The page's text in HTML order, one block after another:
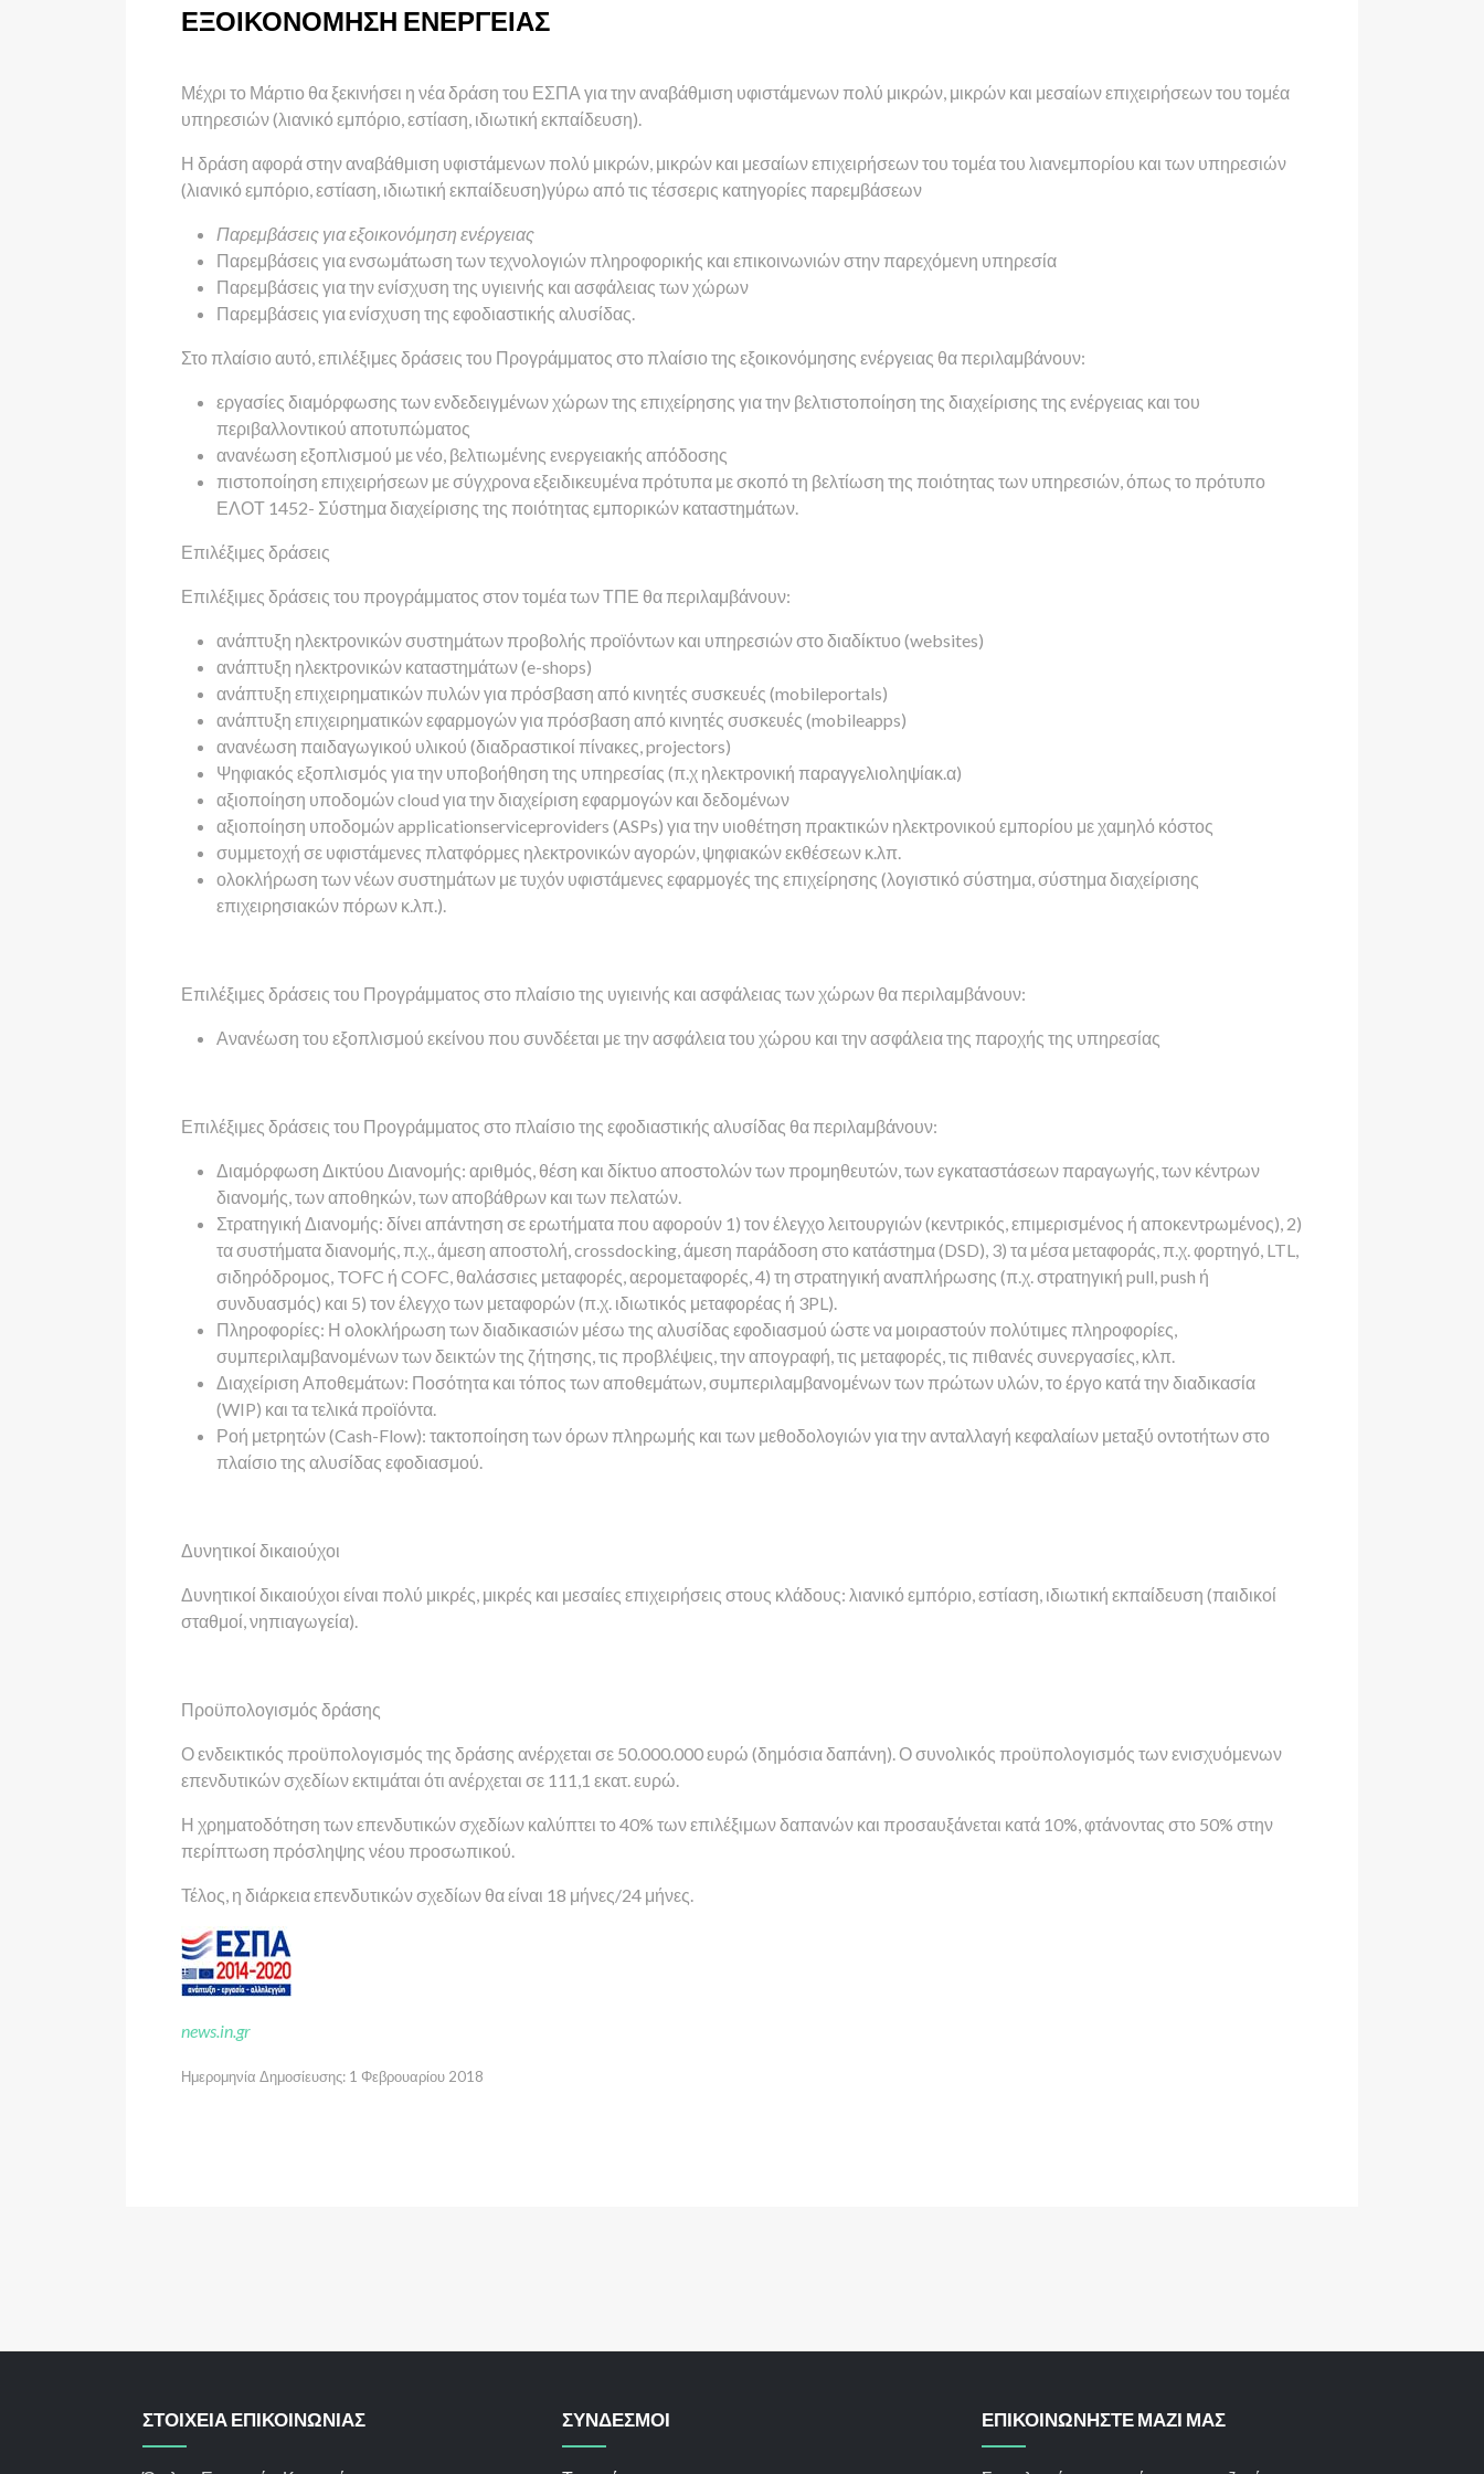
ΕΞΟΙΚΟΝΌΜΗΣΗ ΕΝΈΡΓΕΙΑΣ
Μέχρι το Μάρτιο θα ξεκινήσει η νέα δράση του ΕΣΠΑ για την αναβάθμιση υφιστάμενων πολύ μικρών, μικρών και μεσαίων επιχειρήσεων του τομέα
υπηρεσιών (λιανικό εμπόριο, εστίαση, ιδιωτική εκπαίδευση).
Η δράση αφορά στην αναβάθμιση υφιστάμενων πολύ μικρών, μικρών και μεσαίων επιχειρήσεων του τομέα του λιανεμπορίου και των υπηρεσιών
(λιανικό εμπόριο, εστίαση, ιδιωτική εκπαίδευση)γύρω από τις τέσσερις κατηγορίες παρεμβάσεων
Παρεμβάσεις για εξοικονόμηση ενέργειας
Παρεμβάσεις για ενσωμάτωση των τεχνολογιών πληροφορικής και επικοινωνιών στην παρεχόμενη υπηρεσία
Παρεμβάσεις για την ενίσχυση της υγιεινής και ασφάλειας των χώρων
Παρεμβάσεις για ενίσχυση της εφοδιαστικής αλυσίδας.
Στο πλαίσιο αυτό, επιλέξιμες δράσεις του Προγράμματος στο πλαίσιο της εξοικονόμησης ενέργειας θα περιλαμβάνουν:
εργασίες διαμόρφωσης των ενδεδειγμένων χώρων της επιχείρησης για την βελτιστοποίηση της διαχείρισης της ενέργειας και του
περιβαλλοντικού αποτυπώματος
ανανέωση εξοπλισμού με νέο, βελτιωμένης ενεργειακής απόδοσης
πιστοποίηση επιχειρήσεων με σύγχρονα εξειδικευμένα πρότυπα με σκοπό τη βελτίωση της ποιότητας των υπηρεσιών, όπως το πρότυπο
ΕΛΟΤ 1452- Σύστημα διαχείρισης της ποιότητας εμπορικών καταστημάτων.
Επιλέξιμες δράσεις
Επιλέξιμες δράσεις του προγράμματος στον τομέα των ΤΠΕ θα περιλαμβάνουν:
ανάπτυξη ηλεκτρονικών συστημάτων προβολής προϊόντων και υπηρεσιών στο διαδίκτυο (websites)
ανάπτυξη ηλεκτρονικών καταστημάτων (e-shops)
ανάπτυξη επιχειρηματικών πυλών για πρόσβαση από κινητές συσκευές (mobileportals)
ανάπτυξη επιχειρηματικών εφαρμογών για πρόσβαση από κινητές συσκευές (mobileapps)
ανανέωση παιδαγωγικού υλικού (διαδραστικοί πίνακες, projectors)
Ψηφιακός εξοπλισμός για την υποβοήθηση της υπηρεσίας (π.χ ηλεκτρονική παραγγελιοληψίακ.α)
αξιοποίηση υποδομών cloud για την διαχείριση εφαρμογών και δεδομένων
αξιοποίηση υποδομών applicationserviceproviders (ASPs) για την υιοθέτηση πρακτικών ηλεκτρονικού εμπορίου με χαμηλό κόστος
συμμετοχή σε υφιστάμενες πλατφόρμες ηλεκτρονικών αγορών, ψηφιακών εκθέσεων κ.λπ.
ολοκλήρωση των νέων συστημάτων με τυχόν υφιστάμενες εφαρμογές της επιχείρησης (λογιστικό σύστημα, σύστημα διαχείρισης
επιχειρησιακών πόρων κ.λπ.).
Επιλέξιμες δράσεις του Προγράμματος στο πλαίσιο της υγιεινής και ασφάλειας των χώρων θα περιλαμβάνουν:
Ανανέωση του εξοπλισμού εκείνου που συνδέεται με την ασφάλεια του χώρου και την ασφάλεια της παροχής της υπηρεσίας
Επιλέξιμες δράσεις του Προγράμματος στο πλαίσιο της εφοδιαστικής αλυσίδας θα περιλαμβάνουν:
Διαμόρφωση Δικτύου Διανομής: αριθμός, θέση και δίκτυο αποστολών των προμηθευτών, των εγκαταστάσεων παραγωγής, των κέντρων
διανομής, των αποθηκών, των αποβάθρων και των πελατών.
Στρατηγική Διανομής: δίνει απάντηση σε ερωτήματα που αφορούν 1) τον έλεγχο λειτουργιών (κεντρικός, επιμερισμένος ή αποκεντρωμένος), 2)
τα συστήματα διανομής, π.χ., άμεση αποστολή, crossdocking, άμεση παράδοση στο κατάστημα (DSD), 3) τα μέσα μεταφοράς, π.χ. φορτηγό, LTL,
σιδηρόδρομος, TOFC ή COFC, θαλάσσιες μεταφορές, αερομεταφορές, 4) τη στρατηγική αναπλήρωσης (π.χ. στρατηγική pull, push ή
συνδυασμός) και 5) τον έλεγχο των μεταφορών (π.χ. ιδιωτικός μεταφορέας ή 3PL).
Πληροφορίες: Η ολοκλήρωση των διαδικασιών μέσω της αλυσίδας εφοδιασμού ώστε να μοιραστούν πολύτιμες πληροφορίες,
συμπεριλαμβανομένων των δεικτών της ζήτησης, τις προβλέψεις, την απογραφή, τις μεταφορές, τις πιθανές συνεργασίες, κλπ.
Διαχείριση Αποθεμάτων: Ποσότητα και τόπος των αποθεμάτων, συμπεριλαμβανομένων των πρώτων υλών, το έργο κατά την διαδικασία
(WIP) και τα τελικά προϊόντα.
Ροή μετρητών (Cash-Flow): τακτοποίηση των όρων πληρωμής και των μεθοδολογιών για την ανταλλαγή κεφαλαίων μεταξύ οντοτήτων στο
πλαίσιο της αλυσίδας εφοδιασμού.
Δυνητικοί δικαιούχοι
Δυνητικοί δικαιούχοι είναι πολύ μικρές, μικρές και μεσαίες επιχειρήσεις στους κλάδους: λιανικό εμπόριο, εστίαση, ιδιωτική εκπαίδευση (παιδικοί
σταθμοί, νηπιαγωγεία).
Προϋπολογισμός δράσης
Ο ενδεικτικός προϋπολογισμός της δράσης ανέρχεται σε 50.000.000 ευρώ (δημόσια δαπάνη). Ο συνολικός προϋπολογισμός των ενισχυόμενων
επενδυτικών σχεδίων εκτιμάται ότι ανέρχεται σε 111,1 εκατ. ευρώ.
Η χρηματοδότηση των επενδυτικών σχεδίων καλύπτει το 40% των επιλέξιμων δαπανών και προσαυξάνεται κατά 10%, φτάνοντας στο 50% στην
περίπτωση πρόσληψης νέου προσωπικού.
Τέλος, η διάρκεια επενδυτικών σχεδίων θα είναι 18 μήνες/24 μήνες.
news.in.gr
Ημερομηνία Δημοσίευσης: 1 Φεβρουαρίου 2018
ΣΤΟΙΧΕΙΑ ΕΠΙΚΟΙΝΩΝΙΑΣ ΣΥΝΔΕΣΜΟΙ ΕΠΙΚΟΙΝΩΝΗΣΤΕ ΜΑΖΙ ΜΑΣ